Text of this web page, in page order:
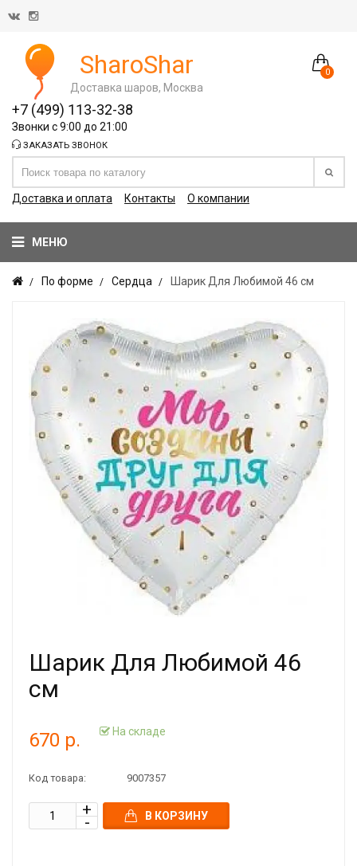
0
SharoShar
Доставка шаров, Москва
+7 (499) 113-32-38
Звонки с 9:00 до 21:00
ЗАКАЗАТЬ ЗВОНОК
Доставка и оплата Контакты О компании
МЕНЮ
По форме Сердца Шарик Для Любимой 46 см
Шарик Для Любимой 46
см
670 р. На складе
Код товара: 9007357
В КОРЗИНУ